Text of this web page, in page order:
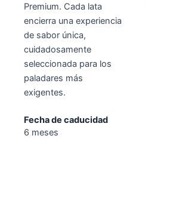
Premium. Cada lata
encierra una experiencia
de sabor única,
cuidadosamente
seleccionada para los
paladares más
exigentes.
Fecha de caducidad
6 meses